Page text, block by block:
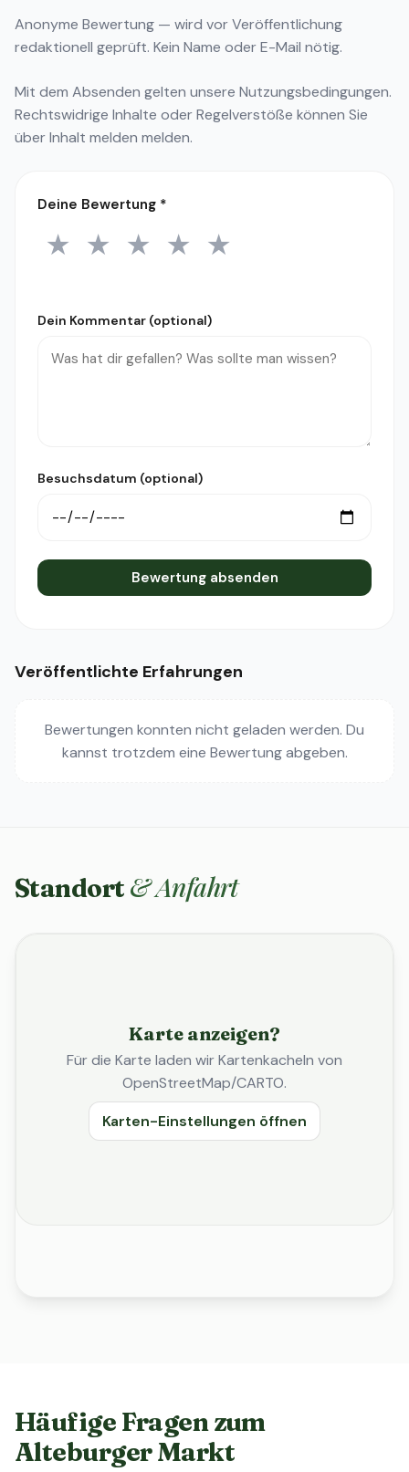
Anonyme Bewertung — wird vor Veröffentlichung
redaktionell geprüft. Kein Name oder E-Mail nötig.
Mit dem Absenden gelten unsere Nutzungsbedingungen.
Rechtswidrige Inhalte oder Regelverstöße können Sie
überInhalt melden melden.
Deine Bewertung *
1 Stern
★ 2 Sterne
★ 3 Sterne
★ 4 Sterne
★ 5 Sterne
★
Dein Kommentar (optional)
Besuchsdatum (optional)
Bewertung absenden
Veröffentlichte Erfahrungen
Bewertungen konnten nicht geladen werden. Du
kannst trotzdem eine Bewertung abgeben.
Standort & Anfahrt
Karte anzeigen?
Für die Karte laden wir Kartenkacheln von
OpenStreetMap/CARTO.
Karten-Einstellungen öffnen
Häufige Fragen zum
Alteburger Markt